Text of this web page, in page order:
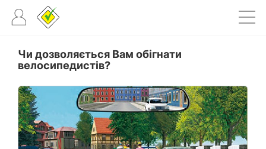
Чи дозволяється Вам обігнати
велосипедистів?